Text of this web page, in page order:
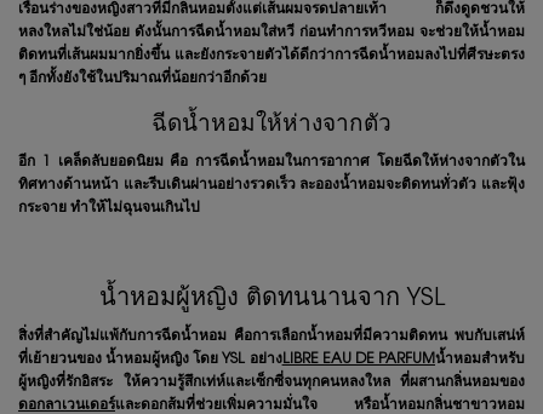
เรือนร่างของหญิงสาวที่มีกลิ่นหอมตั้งแต่เส้นผมจรดปลายเท้า ก็ดึงดูดชวนให้
หลงใหลไม่ใช่น้อย ดังนั้นการฉีดน้ำหอมใส่หวี ก่อนทำการหวีหอม จะช่วยให้น้ำหอม
ติดทนที่เส้นผมมากยิ่งขึ้น และยังกระจายตัวได้ดีกว่าการฉีดน้ำหอมลงไปที่ศีรษะตรง
ๆ อีกทั้งยังใช้ในปริมาณที่น้อยกว่าอีกด้วย
ฉีดน้ำหอมให้ห่างจากตัว
อีก 1 เคล็ดลับยอดนิยม คือ การฉีดน้ำหอมในการอากาศ โดยฉีดให้ห่างจากตัวใน
ทิศทางด้านหน้า และรีบเดินผ่านอย่างรวดเร็ว ละอองน้ำหอมจะติดทนทั่วตัว และฟุ้ง
กระจาย ทำให้ไม่ฉุนจนเกินไป
น้ำหอมผู้หญิง ติดทนนานจาก YSL
สิ่งที่สำคัญไม่แพ้กับการฉีดน้ำหอม คือการเลือกน้ำหอมที่มีความติดทน พบกับเสน่ห์
ที่เย้ายวนของ น้ำหอมผู้หญิง โดย YSL อย่างLIBRE EAU DE PARFUMน้ำหอมสำหรับ
ผู้หญิงที่รักอิสระ ให้ความรู้สึกเท่ห์และเซ็กซี่จนทุกคนหลงใหล ที่ผสานกลิ่นหอมของ
ดอกลาเวนเดอร์และดอกส้มที่ช่วยเพิ่มความมั่นใจ หรือน้ำหอมกลิ่นชาขาวหอม